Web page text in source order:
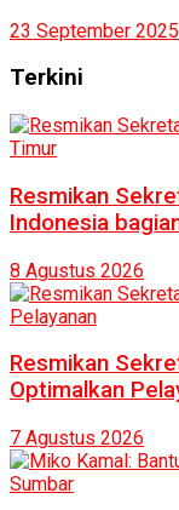
23 September 2025
Terkini
Resmikan
Indonesia
8 Agustus 2026
Resmikan
Optimalkan
7 Agustus 2026